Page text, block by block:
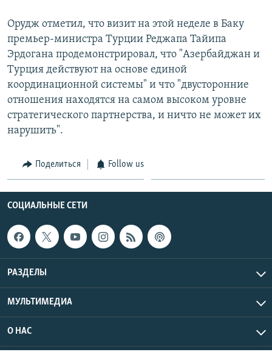
Орудж отметил, что визит на этой неделе в Баку
премьер-министра Турции Реджапа Тайипа
Эрдогана продемонстрировал, что "Азербайджан и
Турция действуют на основе единой
координационной системы" и что "двусторонние
отношения находятся на самом высоком уровне
стратегического партнерства, и ничто не может их
нарушить".
Поделиться Follow us
СОЦИАЛЬНЫЕ СЕТИ
РАЗДЕЛЫ
МУЛЬТИМЕДИА
О НАС